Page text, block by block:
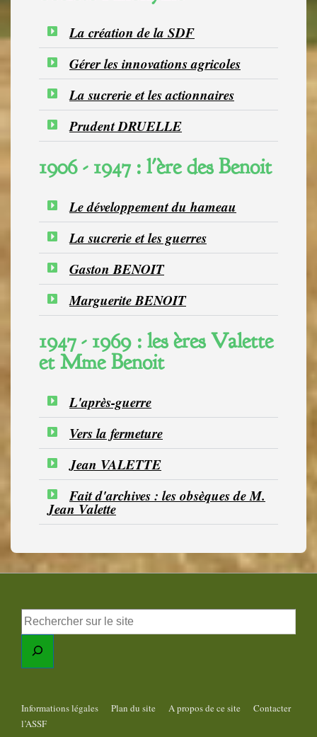
La création de la SDF
Gérer les innovations agricoles
La sucrerie et les actionnaires
Prudent DRUELLE
1906 - 1947 : l'ère des Benoit
Le développement du hameau
La sucrerie et les guerres
Gaston BENOIT
Marguerite BENOIT
1947 - 1969 : les ères Valette
et Mme Benoit
L'après-guerre
Vers la fermeture
Jean VALETTE
Fait d'archives : les obsèques de M.
Jean Valette
Informations légales Plan du site A propos de ce site
Contacter
l’ASSF